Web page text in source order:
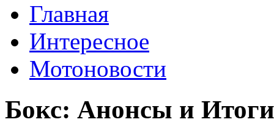
Главная
Интересное
Мотоновости
Бокс: Анонсы и